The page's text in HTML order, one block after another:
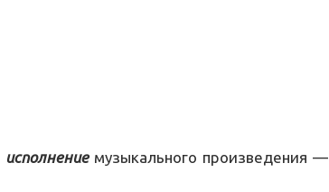
исполнение музыкального произведения —